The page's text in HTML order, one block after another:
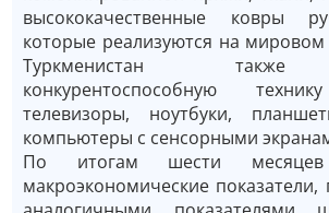
высококачественные ковры
которые реализуются на
Туркменистан также
конкурентоспособную
телевизоры, ноутбуки,
компьютеры с сенсорными
По итогам шести
макроэкономические